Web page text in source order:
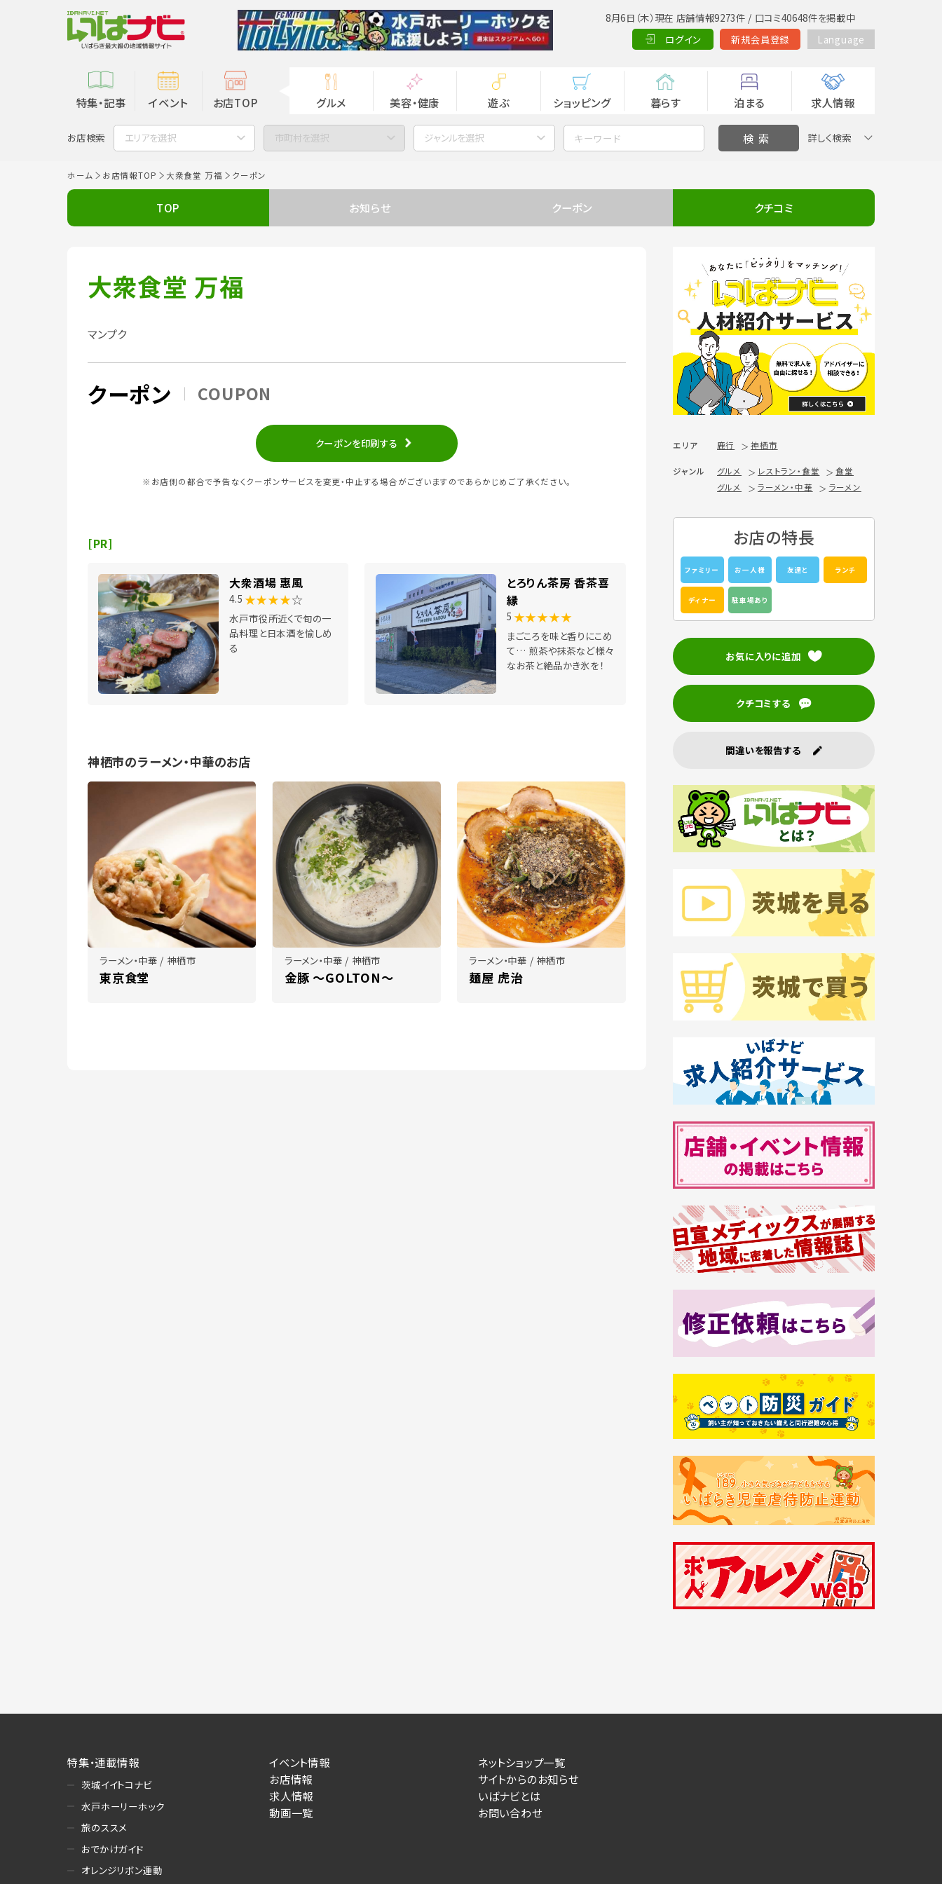
8月6日（木）現在 店舗情報9273件 / 口コミ40648件を掲載中
ログイン
新規会員登録 Language
特集・記事 イベント お店TOP グルメ 美容・健康 遊ぶ ショッピング 暮らす 泊まる 求人情報
お店検索 エリアを選択 市町村を選択 ジャンルを選択 詳しく検索
ホーム お店情報TOP 大衆食堂 万福 クーポン
TOP お知らせ クーポン クチコミ
大衆食堂 万福
マンプク
クーポン COUPON
クーポンを印刷する
※お店側の都合で予告なくクーポンサービスを変更・中止する場合がございますのであらかじめご了承ください。
[PR]
大衆酒場 惠風
4.5 ★★★★☆
水戸市役所近くで旬の一
品料理と日本酒を愉しめ
る
とろりん茶房 香茶喜
縁
5 ★★★★★
まごころを味と香りにこめ
て… 煎茶や抹茶など様々
なお茶と絶品かき氷を！
神栖市のラーメン・中華のお店
ラーメン・中華 / 神栖市
東京食堂
ラーメン・中華 / 神栖市
金豚 ～GOLTON～
ラーメン・中華 / 神栖市
麺屋 虎治
エリア 鹿行 神栖市
ジャンル グルメ レストラン・食堂
食堂
グルメ
ラーメン・中華 ラーメン
お店の特長
ファミリー お一人様 友達と ランチ
ディナー 駐車場あり
お気に入りに追加
クチコミする
間違いを報告する
特集・連載情報
茨城イイトコナビ
水戸ホーリーホック
旅のススメ
おでかけガイド
オレンジリボン運動
イベント情報
お店情報
求人情報
動画一覧
ネットショップ一覧
サイトからのお知らせ
いばナビとは
お問い合わせ